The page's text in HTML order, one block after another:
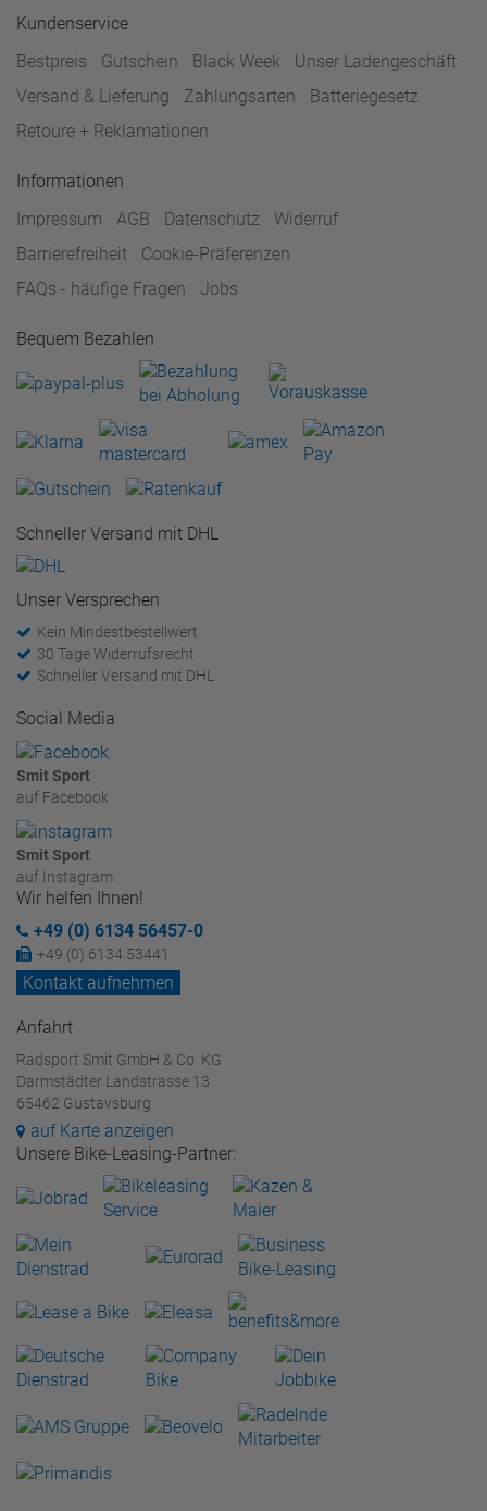
Kundenservice
Bestpreis
Gutschein Black Week
Unser Ladengeschäft
Versand & Lieferung
Zahlungsarten
Batteriegesetz
Retoure + Reklamationen
Informationen
Impressum
AGB Datenschutz
Widerruf
Barrierefreiheit
Cookie-Präferenzen
FAQs - häufige Fragen
Jobs
Bequem Bezahlen
Schneller Versand mit DHL
Unser Versprechen
Kein Mindestbestellwert
30 Tage Widerrufsrecht
Schneller Versand mit DHL
Social Media
Smit Sport
auf Facebook
Smit Sport
auf Instagram
Wir helfen Ihnen!
+49 (0) 6134 56457-0
+49 (0) 6134 53441
Kontakt aufnehmen
Anfahrt
Radsport Smit GmbH & Co. KG
Darmstädter Landstrasse 13
65462 Gustavsburg
auf Karte anzeigen
Unsere Bike-Leasing-Partner: